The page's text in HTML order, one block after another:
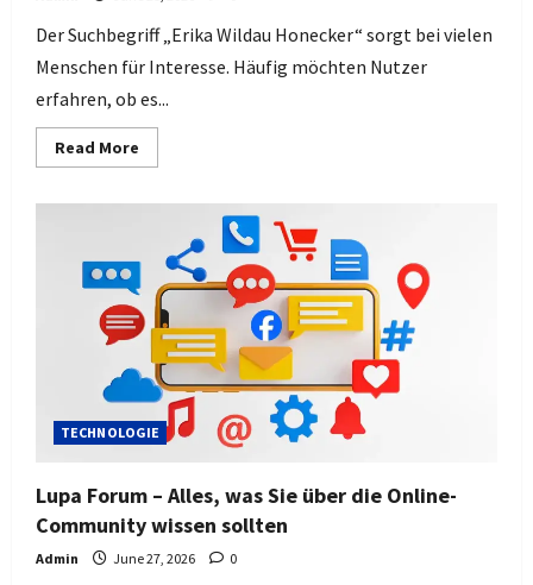
Der Suchbegriff „Erika Wildau Honecker“ sorgt bei vielen
Menschen für Interesse. Häufig möchten Nutzer
erfahren, ob es...
Read More
more
Was
über
den
Namen
bekannt?
TECHNOLOGIE
Lupa Forum – Alles, was Sie über die Online-
Community wissen sollten
Admin June 27, 2026 0